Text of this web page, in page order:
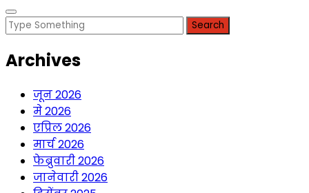
Search
Archives
जून 2026
मे 2026
एप्रिल 2026
मार्च 2026
फेब्रुवारी 2026
जानेवारी 2026